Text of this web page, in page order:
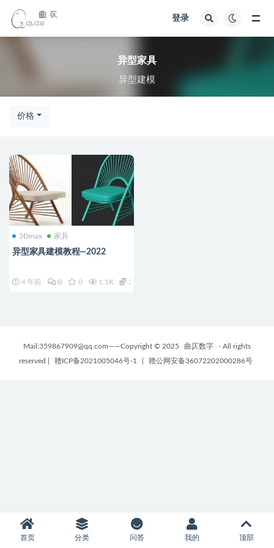
登录
异型家具
异型建模
价格
3Dmax 家具
异型家具建模教程—2022
4 年前 0 0 1.1K 38
Mail:359867909@qq.com——Copyright © 2025 曲仄数字
- All rights
reserved
赣ICP备2021005046号-1 赣公网安备36072202000286号
首页 分类 问答 我的 顶部